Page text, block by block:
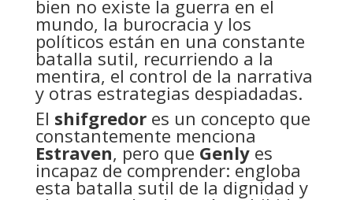
bien no existe la guerra en el
mundo, la burocracia y los
políticos están en una constante
batalla sutil, recurriendo a la
mentira, el control de la narrativa
y otras estrategias despiadadas.
El shifgredores un concepto que
constantemente menciona
Estraven, pero que Genlyes
incapaz de comprender: engloba
esta batalla sutil de la dignidad y